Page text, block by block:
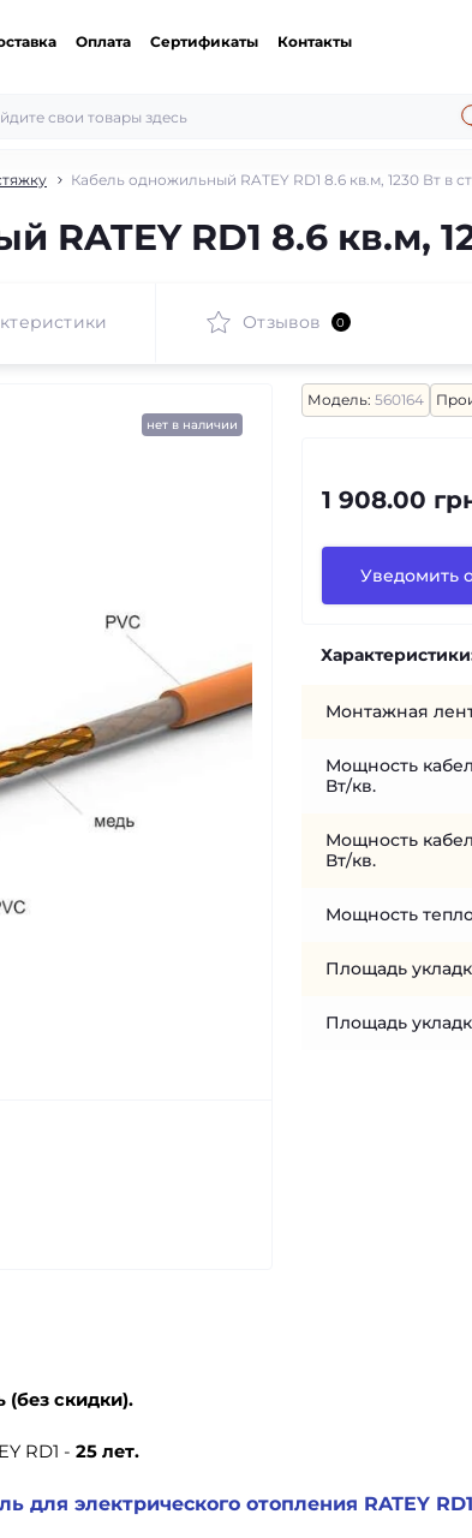
Оплата Сертификаты Контакты
Кабель одножильный RATEY RD1 8.6 кв.м, 1230 Вт в
RATEY RD1 8.6 кв.м,
Отзывов 0
нет в наличии
Модель: 560164
1 908.00
Уведомить
Монтажная
Мощность
Вт/кв.
Мощность
Вт/кв.
Мощность
Площадь
Площадь
(без скидки).
RD1 - 25 лет.
для электрического отопления RATEY RD1